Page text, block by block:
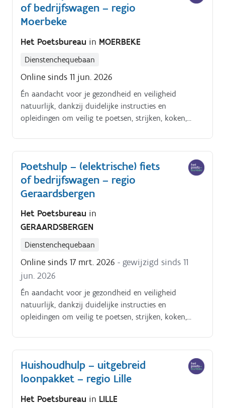
of bedrijfswagen – regio
Moerbeke
Het Poetsbureau in MOERBEKE
Dienstenchequebaan
Online sinds 11 jun. 2026
Én aandacht voor je gezondheid en veiligheid
natuurlijk, dankzij duidelijke instructies en
opleidingen om veilig te poetsen, strijken, koken,
Poetshulp – (elektrische) fiets
of bedrijfswagen – regio
Geraardsbergen
Het Poetsbureau in
GERAARDSBERGEN
Dienstenchequebaan
Online sinds 17 mrt. 2026 - gewijzigd sinds 11
jun. 2026
Én aandacht voor je gezondheid en veiligheid
natuurlijk, dankzij duidelijke instructies en
opleidingen om veilig te poetsen, strijken, koken,
Huishoudhulp – uitgebreid
loonpakket – regio Lille
Het Poetsbureau in LILLE